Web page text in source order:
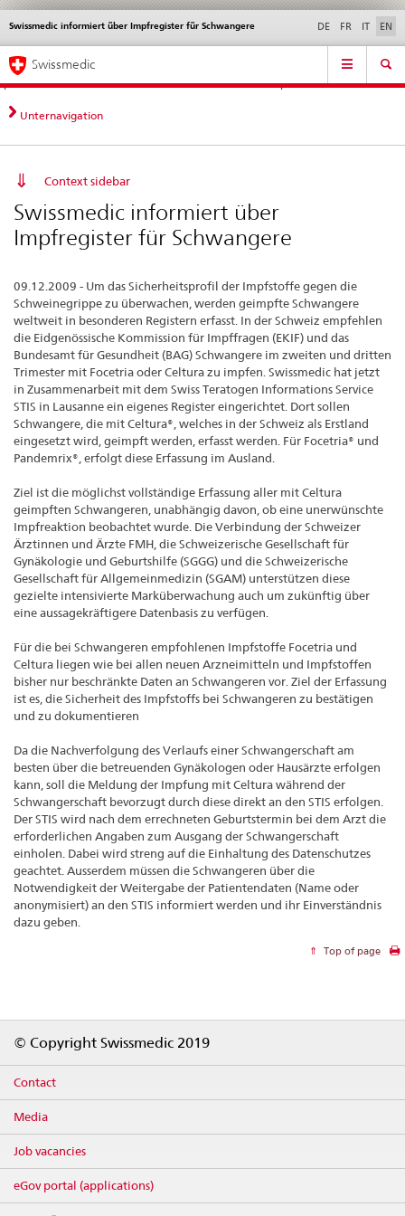
Direct
navigation:
news,
legal
contact
News &
standards
Contact | Support &
Help
Swissmedic informiert über Impfregister für Schwangere
Languages DE FR IT EN
Service
Main
Navigation
Swissmedic
Unternavigation
Context sidebar
Swissmedic informiert über
Impfregister für Schwangere
09.12.2009 - Um das Sicherheitsprofil der Impfstoffe gegen die
Schweinegrippe zu überwachen, werden geimpfte Schwangere
weltweit in besonderen Registern erfasst. In der Schweiz empfehlen
die Eidgenössische Kommission für Impffragen (EKIF) und das
Bundesamt für Gesundheit (BAG) Schwangere im zweiten und dritten
Trimester mit Focetria oder Celtura zu impfen. Swissmedic hat jetzt
in Zusammenarbeit mit dem Swiss Teratogen Informations Service
STIS in Lausanne ein eigenes Register eingerichtet. Dort sollen
Schwangere, die mit Celtura®, welches in der Schweiz als Erstland
eingesetzt wird, geimpft werden, erfasst werden. Für Focetria® und
Pandemrix®, erfolgt diese Erfassung im Ausland.
Ziel ist die möglichst vollständige Erfassung aller mit Celtura
geimpften Schwangeren, unabhängig davon, ob eine unerwünschte
Impfreaktion beobachtet wurde. Die Verbindung der Schweizer
Ärztinnen und Ärzte FMH, die Schweizerische Gesellschaft für
Gynäkologie und Geburtshilfe (SGGG) und die Schweizerische
Gesellschaft für Allgemeinmedizin (SGAM) unterstützen diese
gezielte intensivierte Marküberwachung auch um zukünftig über
eine aussagekräftigere Datenbasis zu verfügen.
Für die bei Schwangeren empfohlenen Impfstoffe Focetria und
Celtura liegen wie bei allen neuen Arzneimitteln und Impfstoffen
bisher nur beschränkte Daten an Schwangeren vor. Ziel der Erfassung
ist es, die Sicherheit des Impfstoffs bei Schwangeren zu bestätigen
und zu dokumentieren
Da die Nachverfolgung des Verlaufs einer Schwangerschaft am
besten über die betreuenden Gynäkologen oder Hausärzte erfolgen
kann, soll die Meldung der Impfung mit Celtura während der
Schwangerschaft bevorzugt durch diese direkt an den STIS erfolgen.
Der STIS wird nach dem errechneten Geburtstermin bei dem Arzt die
erforderlichen Angaben zum Ausgang der Schwangerschaft
einholen. Dabei wird streng auf die Einhaltung des Datenschutzes
geachtet. Ausserdem müssen die Schwangeren über die
Notwendigkeit der Weitergabe der Patientendaten (Name oder
anonymisiert) an den STIS informiert werden und ihr Einverständnis
dazu geben.
Top of page
© Copyright Swissmedic 2019
Contact
Media
Job vacancies
eGov portal (applications)